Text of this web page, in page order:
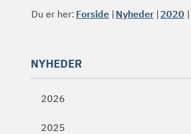
Du er her: Forside Nyheder 2020
NYHEDER
2026
2025